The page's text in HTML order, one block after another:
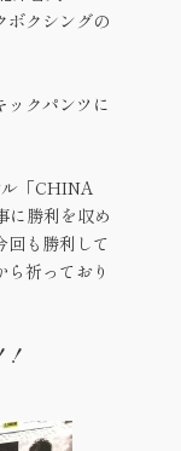
ボクシングの
ックパンツに
「CHINA
に勝利を収め
回も勝利して
祈っており
！